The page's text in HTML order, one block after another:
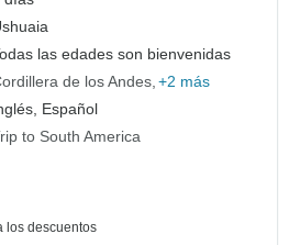
las edades son bienvenidas
de los Andes +2 más
Español
to South America
los descuentos